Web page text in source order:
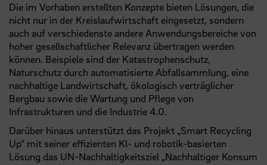
Die im Vorhaben erstellten Konzepte bieten Lösungen, die
nicht nur in der Kreislaufwirtschaft eingesetzt, sondern
auch auf verschiedenste andere Anwendungsbereiche von
hoher gesellschaftlicher Relevanz übertragen werden
können. Beispiele sind der Katastrophenschutz,
Naturschutz durch automatisierte Abfallsammlung, eine
nachhaltige Landwirtschaft, ökologisch verträglicher
Bergbau sowie die Wartung und Pflege von
Infrastrukturen und die Industrie 4.0.
Darüber hinaus unterstützt das Projekt „Smart Recycling
Up“ mit seiner effizienten Kl- und robotik-basierten
Lösung das UN-Nachhaltigkeitsziel „Nachhaltiger Konsum